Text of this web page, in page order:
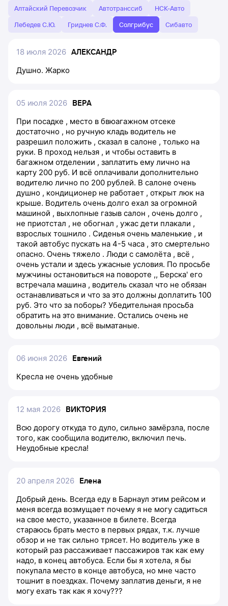
Алтайский Перевозчик
Автотранссиб
НСК-Авто
Лебедев С.Ю.
Гриднев С.Ф. Солгрибус Сибавто
18 июля 2026 АЛЕКСАНДР
Душно. Жарко
05 июля 2026 ВЕРА
При посадке , место в бвюагажном отсеке
достаточно , но ручную кладь водитель не
разрешил положить , сказал в салоне , только на
руки. В проход нельзя , и чтобы оставить в
багажном отделении , заплатить ему лично на
карту 200 руб. И всё оплачивали дополнительно
водителю лично по 200 рублей. В салоне очень
душно , кондиционер не работает , открыт люк на
крыше. Водитель очень долго ехал за огромной
машиной , выхлопные газыв салон , очень долго ,
не приотстал , не обогнал , ужас дети плакали ,
взрослых тошнило . Сиденья очень маленькие , и
такой автобус пускать на 4-5 часа , это смертельно
опасно. Очень тяжело . Люди с самолёта , всё ,
очень устали и здесь ужасные условия. По просьбе
мужчины остановиться на повороте ,, Берска' его
встречала машина , водитель сказал что не обязан
останавливаться и что за это должны доплатить 100
руб. Это что за поборы? Убедительная просьба
обратить на это внимание. Остались очень не
довольны люди , всё выматаные.
06 июня 2026 Евгений
Кресла не очень удобные
12 мая 2026 ВИКТОРИЯ
Всю дорогу откуда то дуло, сильно замёрзла, после
того, как сообщила водителю, включил печь.
Неудобные кресла!
20 апреля 2026 Елена
Добрый день. Всегда еду в Барнаул этим рейсом и
меня всегда возмущает почему я не могу садиться
на свое место, указанное в билете. Всегда
стараюсь брать место в первых рядах, т.к. лучше
обзор и не так сильно трясет. Но водитель уже в
который раз рассаживает пассажиров так как ему
надо, в конец автобуса. Если бы я хотела, я бы
покупала место в конце автобуса, но мне часто
тошнит в поездках. Почему заплатив деньги, я не
могу ехать так как я хочу???